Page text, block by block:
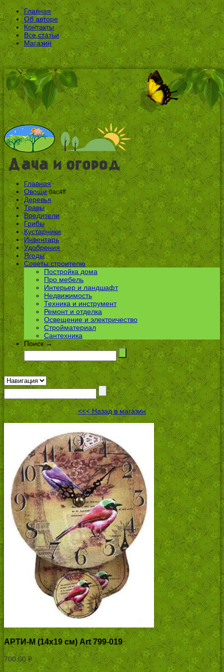
Главная
Об авторе
Контакты
Все статьи
Магазин
Главная
Овощи 0ac4ff
Деревья
Травы
Вредители
Грибы
Кустарники
Инвентарь
Удобрения
Ягоды
Советы строителю
Постройка дома
Про мебель
Интерьер и ландшафт
Недвижимость
Техника и инструмент
Ремонт и отделка
Освещение и электричество
Стройматериал
Сантехника
Поиск →
<<< Назад в магазин
АРТИ-М (14х19 см) Art 799-019
700.00Р
УБ.